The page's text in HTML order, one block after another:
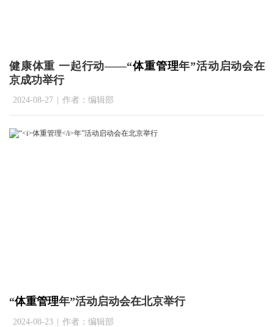
健康体重 一起行动——“体重管理年”活动启动会在
京成功举行
2024-08-27 | 作者：编辑部
“体重管理年”活动启动会在北京举行
2024-08-23 | 作者：编辑部